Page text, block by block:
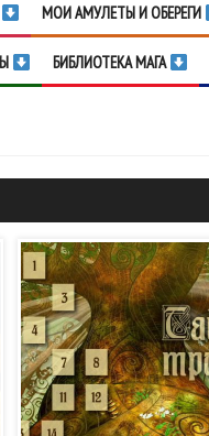
МОИ АМУЛЕТЫ И ОБЕРЕГИ
БИБЛИОТЕКА МАГА